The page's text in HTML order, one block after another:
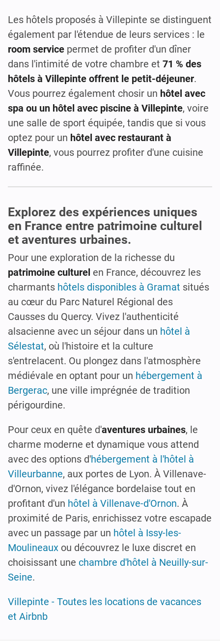
Les hôtels proposés à Villepinte se distinguent
également par l'étendue de leurs services : le
room service permet de profiter d'un dîner
dans l'intimité de votre chambre et 71 % des
hôtels à Villepinte offrent le petit-déjeuner.
Vous pourrez également chosir un hôtel avec
spa ou un hôtel avec piscine à Villepinte, voire
une salle de sport équipée, tandis que si vous
optez pour un hôtel avec restaurant à
Villepinte, vous pourrez profiter d'une cuisine
raffinée.
Explorez des expériences uniques
en France entre patrimoine culturel
et aventures urbaines.
Pour une exploration de la richesse du
patrimoine culturel en France, découvrez les
charmants hôtels disponibles à Gramat situés
au cœur du Parc Naturel Régional des
Causses du Quercy. Vivez l'authenticité
alsacienne avec un séjour dans un hôtel à
Sélestat, où l'histoire et la culture
s'entrelacent. Ou plongez dans l'atmosphère
médiévale en optant pour un hébergement à
Bergerac, une ville imprégnée de tradition
périgourdine.
Pour ceux en quête d'aventures urbaines, le
charme moderne et dynamique vous attend
avec des options d'hébergement à l'hôtel à
Villeurbanne, aux portes de Lyon. À Villenave-
d'Ornon, vivez l'élégance bordelaise tout en
profitant d'un hôtel à Villenave-d'Ornon. À
proximité de Paris, enrichissez votre escapade
avec un passage par un hôtel à Issy-les-
Moulineaux ou découvrez le luxe discret en
choisissant une chambre d'hôtel à Neuilly-sur-
Seine.
Villepinte - Toutes les locations de vacances
et Airbnb